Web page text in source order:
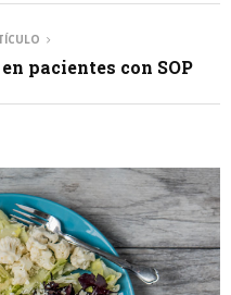
pacientes con SOP